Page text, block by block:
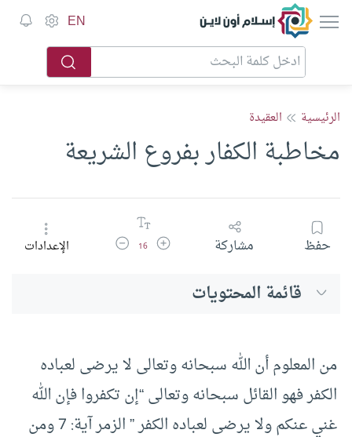
إسلام أون لاين EN
الرئيسية العقيدة
مخاطبة الكفار بفروع الشريعة
حفظ مشاركة زيادة حجم الخط
16 تقليل حجم الخطالإعدادات
قائمة المحتويات
من المعلوم أن الله سبحانه وتعالى لا يرضى لعباده
الكفر فهو القائل سبحانه وتعالى “إن تكفروا فإن الله
غني عنكم ولا يرضى لعباده الكفر ” الزمر آية: 7 ومن